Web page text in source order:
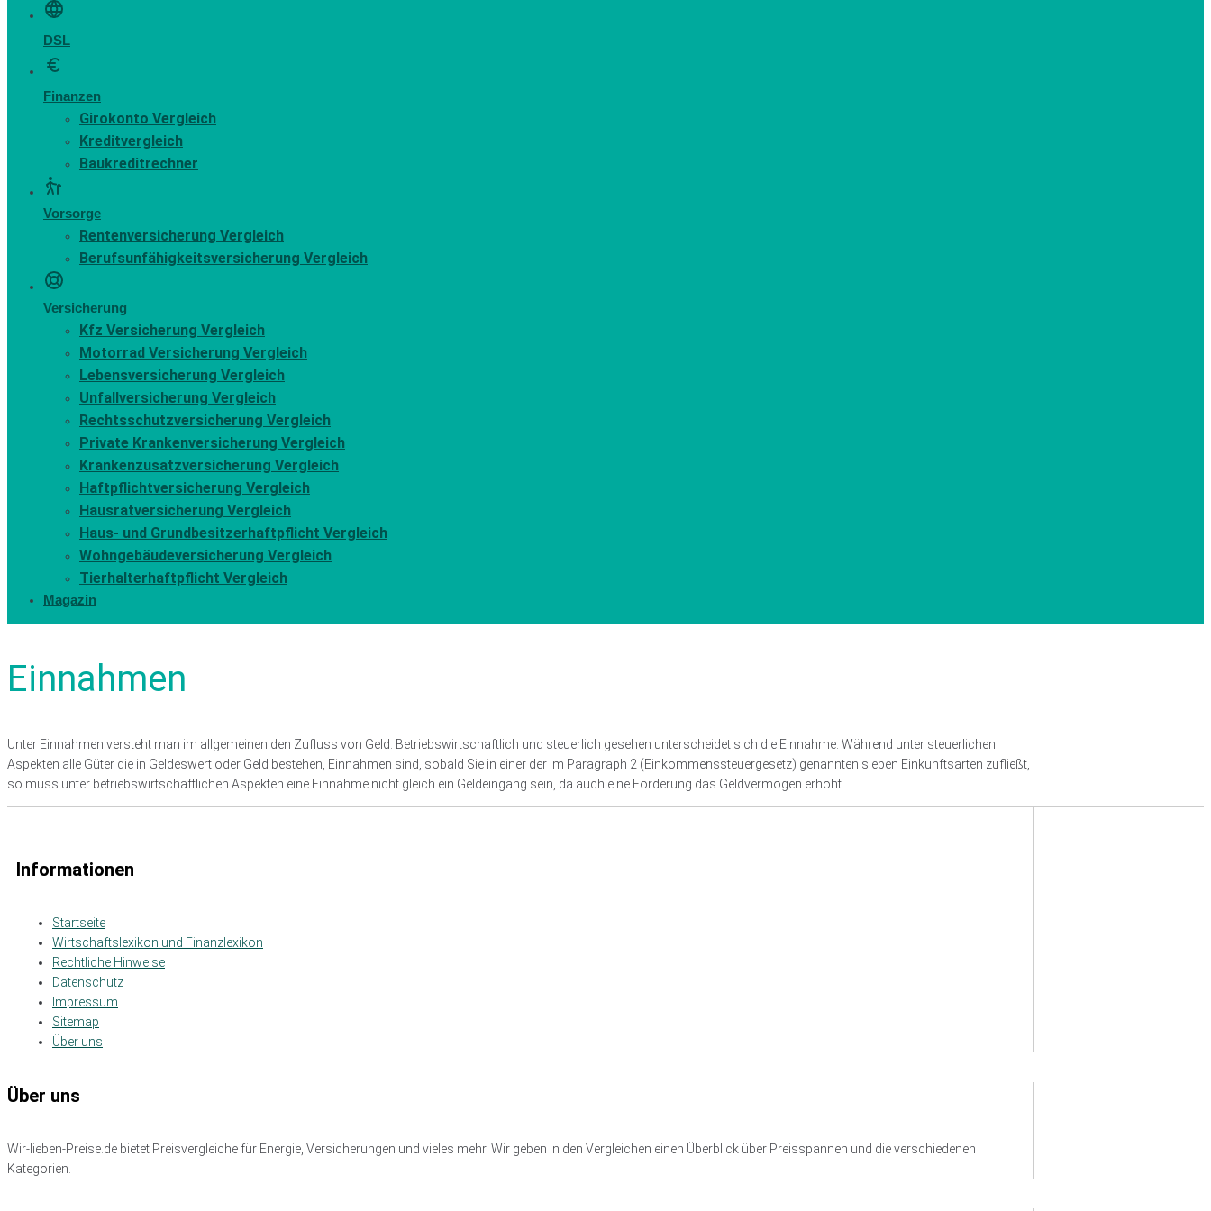
DSL
Finanzen
Girokonto Vergleich
Kreditvergleich
Baukreditrechner
Vorsorge
Rentenversicherung Vergleich
Berufsunfähigkeitsversicherung Vergleich
Versicherung
Kfz Versicherung Vergleich
Motorrad Versicherung Vergleich
Lebensversicherung Vergleich
Unfallversicherung Vergleich
Rechtsschutzversicherung Vergleich
Private Krankenversicherung Vergleich
Krankenzusatzversicherung Vergleich
Haftpflichtversicherung Vergleich
Hausratversicherung Vergleich
Haus- und Grundbesitzerhaftpflicht Vergleich
Wohngebäudeversicherung Vergleich
Tierhalterhaftpflicht Vergleich
Magazin
Einnahmen
Unter Einnahmen versteht man im allgemeinen den Zufluss von Geld. Betriebswirtschaftlich und steuerlich gesehen unterscheidet sich die Einnahme. Während unter steuerlichen
Aspekten alle Güter die in Geldeswert oder Geld bestehen, Einnahmen sind, sobald Sie in einer der im Paragraph 2 (Einkommenssteuergesetz) genannten sieben Einkunftsarten zufließt,
so muss unter betriebswirtschaftlichen Aspekten eine Einnahme nicht gleich ein Geldeingang sein, da auch eine Forderung das Geldvermögen erhöht.
Informationen
Startseite
Wirtschaftslexikon und Finanzlexikon
Rechtliche Hinweise
Datenschutz
Impressum
Sitemap
Über uns
Über uns
Wir-lieben-Preise.de bietet Preisvergleiche für Energie, Versicherungen und vieles mehr. Wir geben in den Vergleichen einen Überblick über Preisspannen und die verschiedenen
Kategorien.